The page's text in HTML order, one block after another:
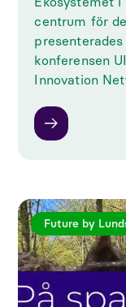
centrum för
konferensen
Innovation
Future by